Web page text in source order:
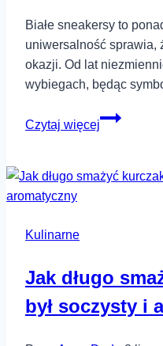
Białe sneakersy to
uniwersalność sprawia,
okazji. Od lat
wybiegach, będąc
Czytaj więcej
Dlaczego
nigdy
Kulinarne
Jak długo
był soczysty i